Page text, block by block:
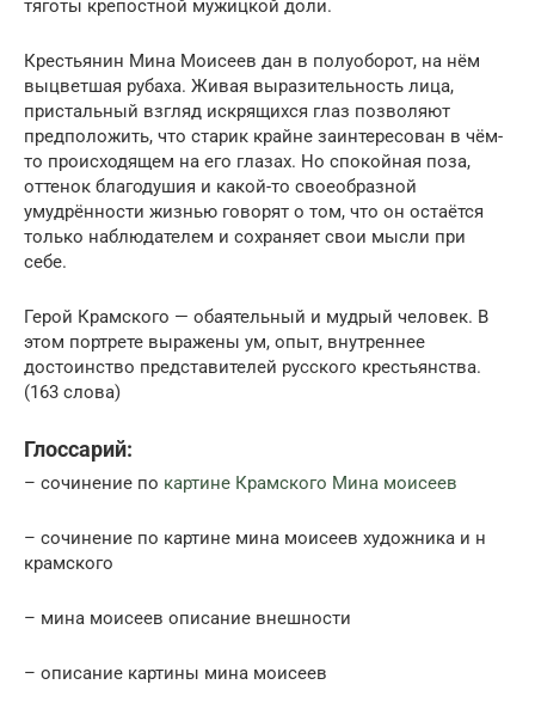
тяготы крепостной му­жицкой доли.
Крестьянин Мина Моисеев дан в полу­оборот, на нём
выцветшая рубаха. Живая вы­разительность лица,
пристальный взгляд ис­крящихся глаз позволяют
предположить, что старик крайне заинтересован в чём-
то про­исходящем на его глазах. Но спокойная по­за,
оттенок благодушия и какой-то своеобраз­ной
умудрённости жизнью говорят о том, что он остаётся
только наблюдателем и сохраняет свои мысли при
себе.
Герой Крамского — обаятельный и муд­рый человек. В
этом портрете выражены ум, опыт, внутреннее
достоинство представителей русского крестьянства.
(163 слова)
Глоссарий:
– сочинение по картине Крамского Мина моисеев
– сочинение по картине мина моисеев художника и н
крамского
– мина моисеев описание внешности
– описание картины мина моисеев